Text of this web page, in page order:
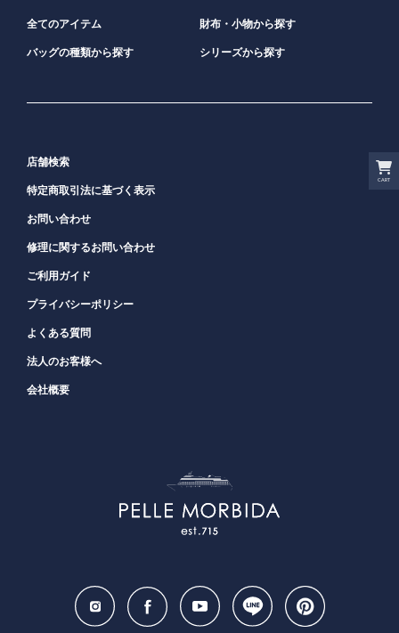
CART
全てのアイテム 財布・小物から探す
バッグの種類から探す シリーズから探す
店舗検索
特定商取引法に基づく表示
お問い合わせ
修理に関するお問い合わせ
ご利用ガイド
プライバシーポリシー
よくある質問
法人のお客様へ
会社概要